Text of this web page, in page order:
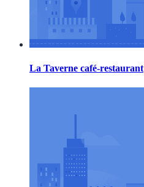
La Taverne café-restaurant